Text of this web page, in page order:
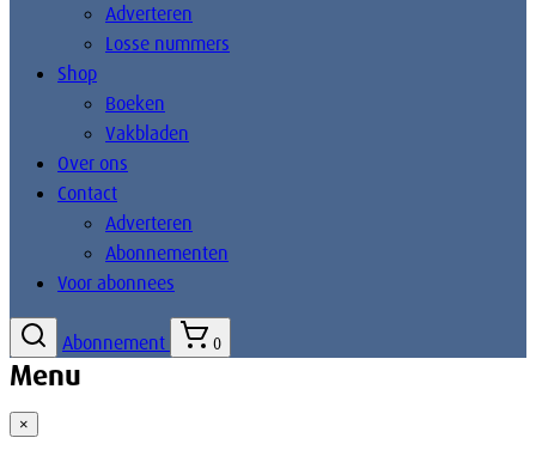
Adverteren
Losse nummers
Shop
Boeken
Vakbladen
Over ons
Contact
Adverteren
Abonnementen
Voor abonnees
Abonnement 0
Menu
×